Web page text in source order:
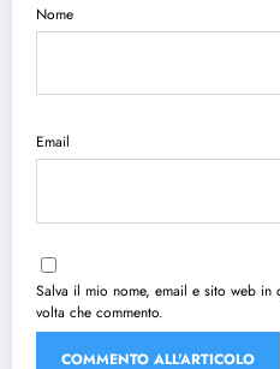
Nome
Email
Salva il mio nome, email e sito web in
volta che commento.